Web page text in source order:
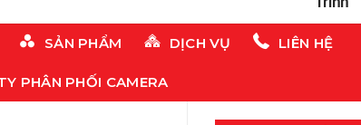
SẢN PHẨM DỊCH VỤ LIÊN HỆ
PHÂN PHỐI CAMERA